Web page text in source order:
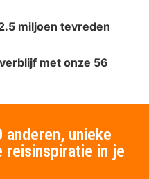
miljoen tevreden
met onze 56
anderen, unieke
in je